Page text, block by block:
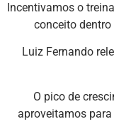
Incentivamos o
conceito
Luiz Fernando
O pico de
aproveitamos